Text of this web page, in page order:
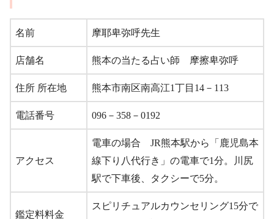
名前 摩耶卑弥呼先生
店舗名 熊本の当たる占い師 摩擦卑弥呼
住所 所在地 熊本市南区南高江1丁目14－113
電話番号 096－358－0192
アクセス
電車の場合 JR熊本駅から「鹿児島本
線下り八代行き」の電車で1分。川尻
駅で下車後、タクシーで5分。
鑑定料料金
スピリチュアルカウンセリング15分で